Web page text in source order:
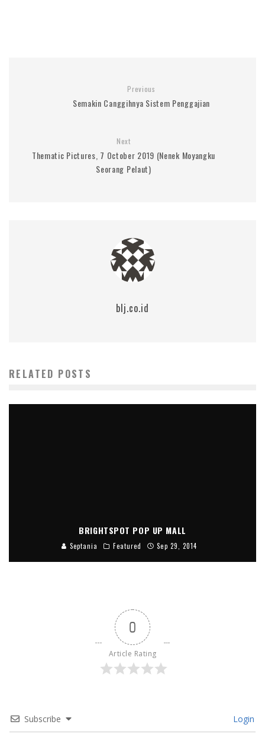
Previous
Semakin Canggihnya Sistem Penggajian
Next
Thematic Pictures, 7 October 2019 (Nenek Moyangku
Seorang Pelaut)
blj.co.id
RELATED POSTS
BRIGHTSPOT POP UP MALL
Septania Featured Sep 29, 2014
0
Article Rating
Subscribe Login